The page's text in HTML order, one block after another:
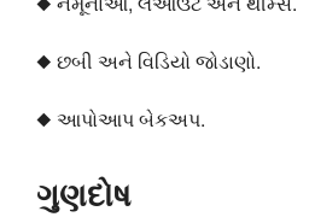
◆ છબી અને વિડિયો જોડાણો.
◆ આપોઆપ બેકઅપ.
ગુણદોષ